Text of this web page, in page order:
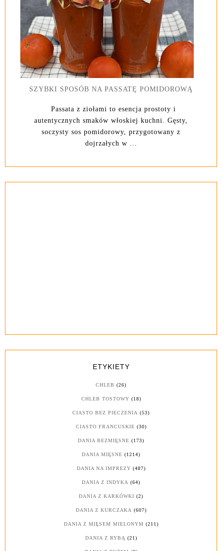
SZYBKI SPOSÓB NA PASSATĘ POMIDOROWĄ
Passata z ziołami to esencja prostoty i
autentycznych smaków włoskiej kuchni. Gęsty,
soczysty sos pomidorowy, przygotowany z
dojrzałych w ...
ETYKIETY
CHLEB (26)
CHLEB TOSTOWY (18)
CIASTO BEZ PIECZENIA (53)
CIASTO FRANCUSKIE (30)
DANIA BEZMIĘSNE (173)
DANIA MIĘSNE (1214)
DANIA NA IMPREZY (487)
DANIA Z INDYKA (64)
DANIA Z KARKÓWKI (2)
DANIA Z KURCZAKA (607)
DANIA Z MIĘSEM MIELONYM (211)
DANIA Z RYBĄ (21)